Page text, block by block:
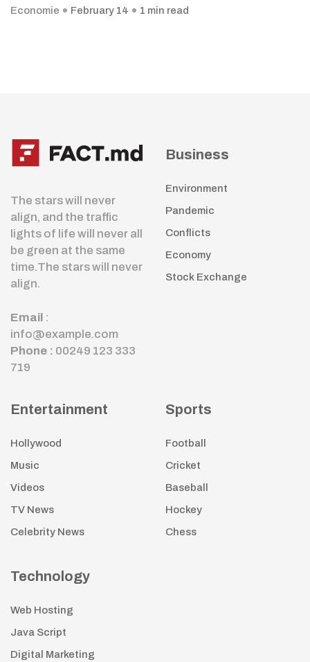
Economie
February 14 1 min read
The stars will never
align, and the traffic
lights of life will never all
be green at the same
time.The stars will never
align.
Email :
info@example.com
Phone : 00249 123 333
719
Business
Environment
Pandemic
Conflicts
Economy
Stock Exchange
Entertainment
Hollywood
Music
Videos
TV News
Celebrity News
Sports
Football
Cricket
Baseball
Hockey
Chess
Technology
Web Hosting
Java Script
Digital Marketing